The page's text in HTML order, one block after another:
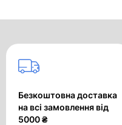
Безкоштовна доставка
на всі замовлення від
5000 ₴